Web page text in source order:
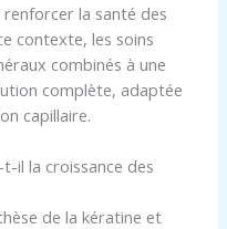
la santé des
contexte, les soins
combinés à une
complète, adaptée
capillaire.
il la croissance des
de la kératine et